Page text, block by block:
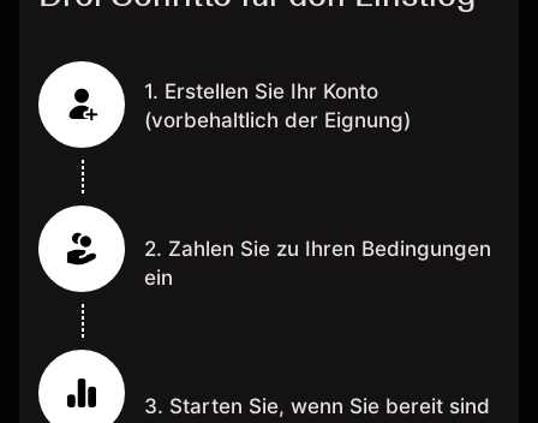
1. Erstellen Sie Ihr Konto
(vorbehaltlich der Eignung)
2. Zahlen Sie zu Ihren Bedingungen
ein
3. Starten Sie, wenn Sie bereit sind